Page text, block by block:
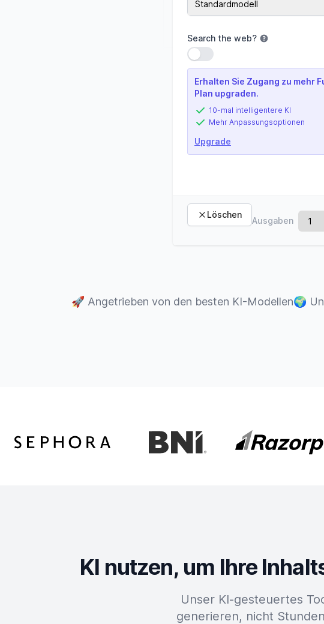
Standardmodell
Search the web?
Einstellung verwenden
Erhalten Sie Zugang zu mehr
Plan upgraden.
10-mal intelligentere KI
Mehr Anpassungsoptionen
Upgrade
Löschen
Ausgaben
🚀 Angetrieben von den besten KI-Modellen🌍
KI nutzen, um Ihre
Unser KI-gesteuertes
generieren, nicht